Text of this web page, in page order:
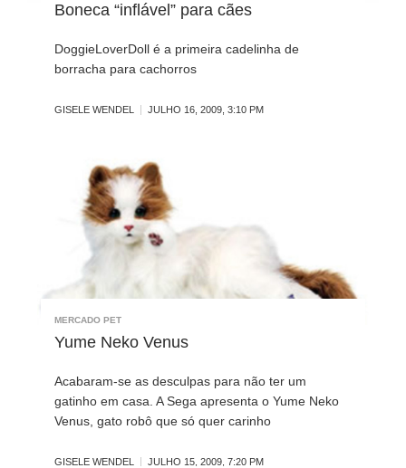
Boneca “inflável” para cães
DoggieLoverDoll é a primeira cadelinha de
borracha para cachorros
GISELE WENDEL JULHO 16, 2009, 3:10 PM
MERCADO PET
Yume Neko Venus
Acabaram-se as desculpas para não ter um
gatinho em casa. A Sega apresenta o Yume Neko
Venus, gato robô que só quer carinho
GISELE WENDEL JULHO 15, 2009, 7:20 PM